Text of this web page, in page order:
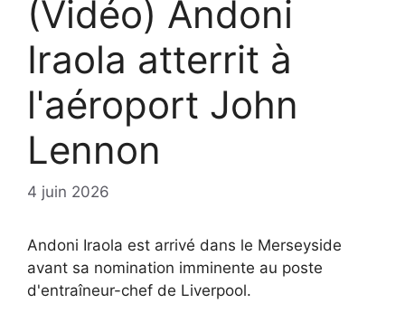
(Vidéo) Andoni
Iraola atterrit à
l'aéroport John
Lennon
4 juin 2026
Andoni Iraola est arrivé dans le Merseyside
avant sa nomination imminente au poste
d'entraîneur-chef de Liverpool.